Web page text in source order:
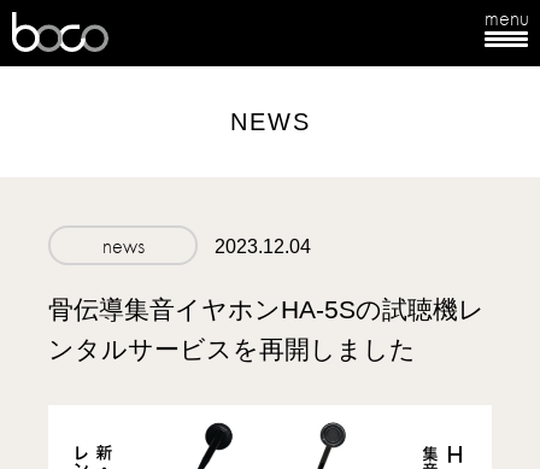
menu
NEWS
news 2023.12.04
骨伝導集音イヤホンHA-5Sの試聴機レ
ンタルサービスを再開しました